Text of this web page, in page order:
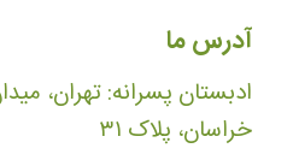
آدرس ما
ادبستان پسرانه: تهران،
خراسان، پلاک ۳۱